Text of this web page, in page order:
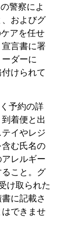
警察によ
およびグ
アを任せ
言書に署
ダーに
けられて
予約の詳
着便と出
イやレジ
む氏名の
レルギー
こと。グ
け取られた
に記載さ
できませ